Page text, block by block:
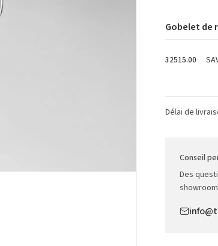
Gobelet de
32515.00
Délai de
Conseil
Des